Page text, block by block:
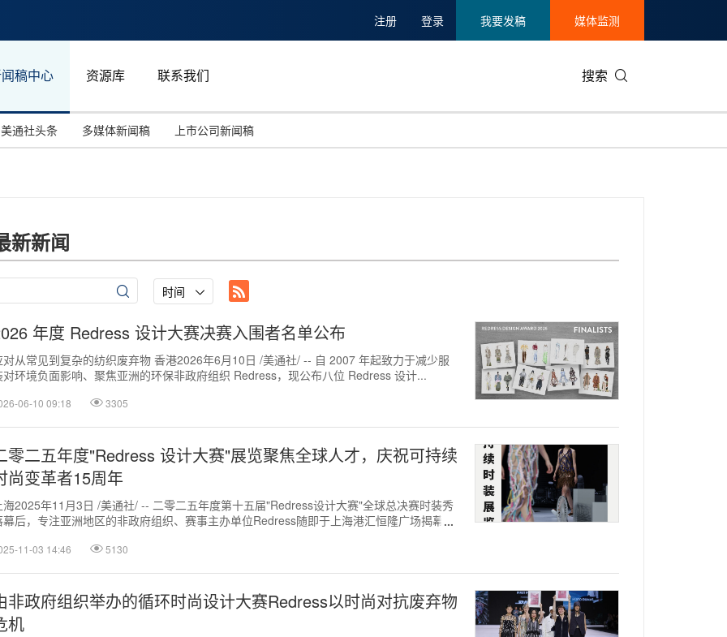
注册 登录 我要发稿 媒体监测
稿中心 资源库 联系我们 搜索
人工智能
美国临床肿瘤学会(ASCO)
汉诺威工业博览会
体育
通信业
广告营销传媒
美通社头条 多媒体新闻稿 上市公司新闻稿
新新闻
时间
年度 Redress 设计大赛决赛入围者名单公布
对从常见到复杂的纺织废弃物 香港2026年6月10日 /美通社/ -- 自 2007 年起致力于减少服
对环境负面影响、聚焦亚洲的环保非政府组织 Redress，现公布八位 Redress 设计...
06-10 09:18 3305
零二五年度"Redress 设计大赛"展览聚焦全球人才，庆祝可持续
尚变革者15周年
海2025年11月3日 /美通社/ -- 二零二五年度第十五届"Redress设计大赛"全球总决赛时装秀
幕后，专注亚洲地区的非政府组织、赛事主办单位Redress随即于上海港汇恒隆广场揭幕专
11-03 14:46 5130
非政府组织举办的循环时尚设计大赛Redress以时尚对抗废弃物
机